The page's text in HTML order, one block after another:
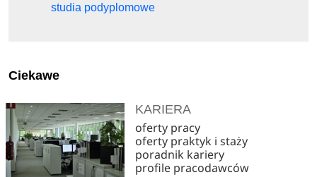
studia podyplomowe
Ciekawe
KARIERA
oferty pracy
oferty praktyk i staży
poradnik kariery
profile pracodawców